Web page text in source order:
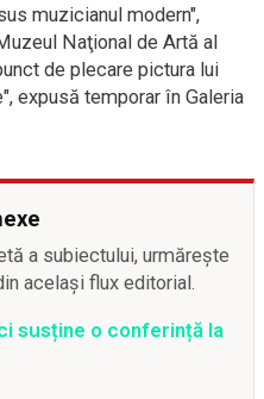
muzicianul modern",
Naţional de Artă al
de plecare pictura lui
expusă temporar în Galeria
a subiectului, urmărește
același flux editorial.
susține o conferință la